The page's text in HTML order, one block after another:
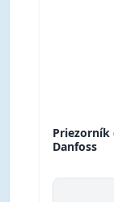
Priezorník
Danfoss